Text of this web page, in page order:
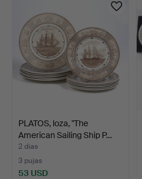
PLATOS, loza, "The
American Sailing Ship P…
2 días
3 pujas
53 USD